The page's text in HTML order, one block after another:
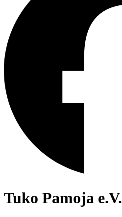
Tuko Pamoja e.V.